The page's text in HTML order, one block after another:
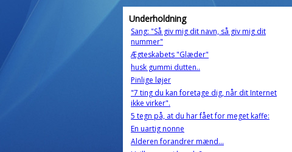
Underholdning
Sang: "Så giv mig dit navn, så giv mig dit
nummer"
Ægteskabets "Glæder"
husk gummi dutten..
Pinlige løjer
"7 ting du kan foretage dig, når dit Internet
ikke virker".
5 tegn på, at du har fået for meget kaffe:
En uartig nonne
Alderen forandrer mænd...